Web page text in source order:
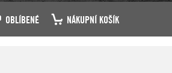
OBLÍBENÉ NÁKUPNÍ KOŠÍK